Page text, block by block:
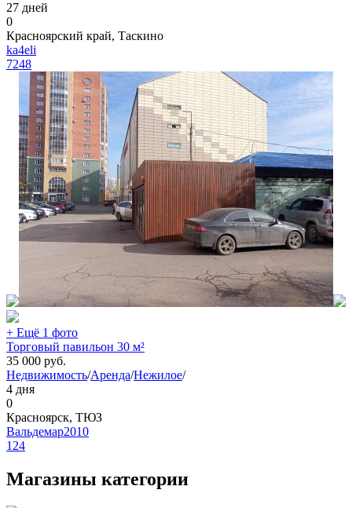
27 дней
0
Красноярский край, Таскино
ka4eli
7248
+ Ещё 1 фото
Торговый павильон 30 м²
35 000 руб.
Недвижимость/Аренда/Нежилое/
4 дня
0
Красноярск, ТЮЗ
Вальдемар2010
124
Магазины категории